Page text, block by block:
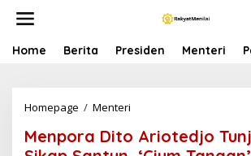
Home Berita Presiden Menteri
Homepage / Menteri
n
Menpora Dito Ariotedjo